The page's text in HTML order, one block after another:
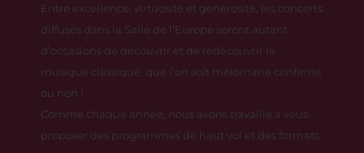
Entre excellence, virtuosité et générosité, les concerts
diffusés dans la Salle de l’Europe seront autant
d’occasions de découvrir et de redécouvrir la
musique classique, que l’on soit mélomane confirmé
ou non !
Comme chaque année, nous avons travaillé à vous
proposer des programmes de haut vol et des formats